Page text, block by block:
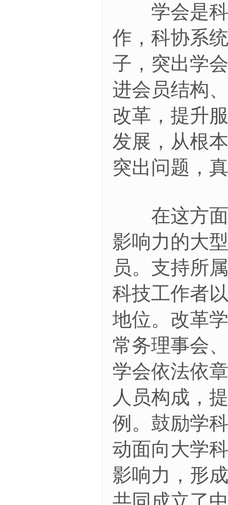
学会是科
作，科协系
子，突出学
进会员结构
改革，提升
发展，从根
突出问题，
在这方面
影响力的大
员。支持所
科技工作者
地位。改革
常务理事会
学会依法依
人员构成，
例。鼓励学
动面向大学
影响力，形